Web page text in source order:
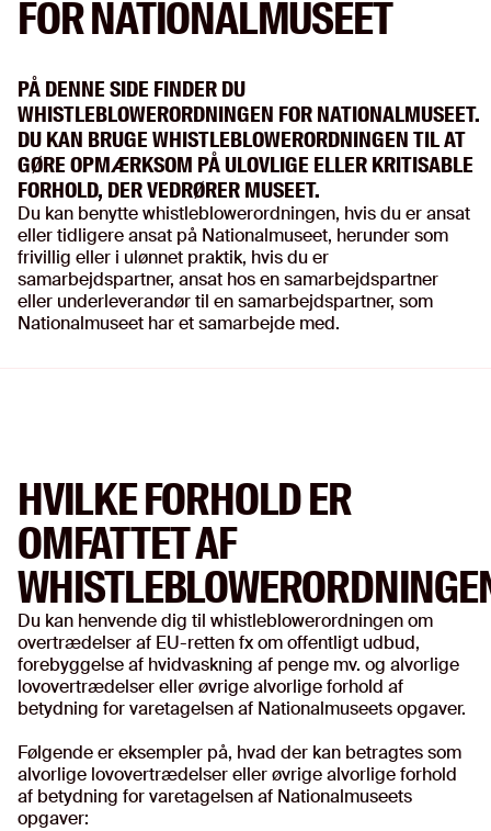
FOR NATIONALMUSEET
PÅ DENNE SIDE FINDER DU
WHISTLEBLOWERORDNINGEN FOR NATIONALMUSEET.
DU KAN BRUGE WHISTLEBLOWERORDNINGEN TIL AT
GØRE OPMÆRKSOM PÅ ULOVLIGE ELLER KRITISABLE
FORHOLD, DER VEDRØRER MUSEET.
Du kan benytte whistleblowerordningen, hvis du er ansat
eller tidligere ansat på Nationalmuseet, herunder som
frivillig eller i ulønnet praktik, hvis du er
samarbejdspartner, ansat hos en samarbejdspartner
eller underleverandør til en samarbejdspartner, som
Nationalmuseet har et samarbejde med.
HVILKE FORHOLD ER
OMFATTET AF
Du kan henvende dig til whistleblowerordningen om
overtrædelser af EU-retten fx om offentligt udbud,
forebyggelse af hvidvaskning af penge mv. og alvorlige
lovovertrædelser eller øvrige alvorlige forhold af
betydning for varetagelsen af Nationalmuseets opgaver.
Følgende er eksempler på, hvad der kan betragtes som
alvorlige lovovertrædelser eller øvrige alvorlige forhold
af betydning for varetagelsen af Nationalmuseets
opgaver: